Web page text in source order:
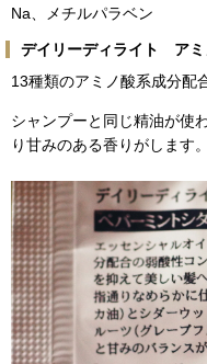
Na、メチルパラベン
デイリーディライト アミ
13種類のアミノ酸系成分配
シャンプーと同じ精油が使
り甘みのある香りがします。